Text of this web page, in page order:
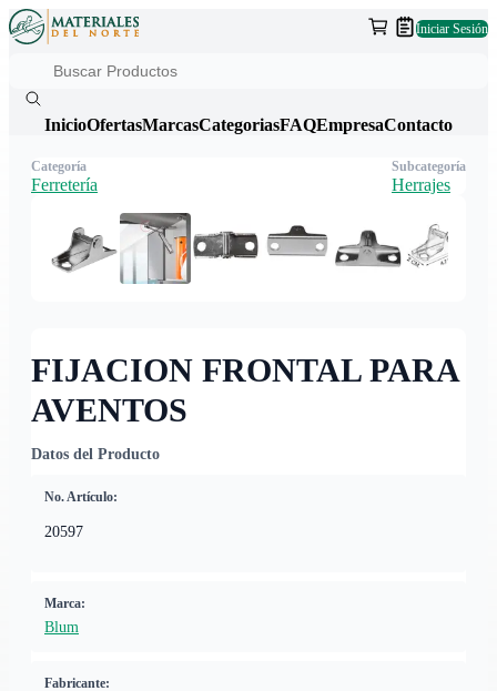
Iniciar Sesión
InicioOfertasMarcasCategoriasFAQEmpresaContacto
FIJACION FRONTAL PARA
AVENTOS
Datos del Producto
No. Artículo:
20597
Marca:
Blum
Fabricante:
Categoría
Ferretería
Subcategoría
Herrajes